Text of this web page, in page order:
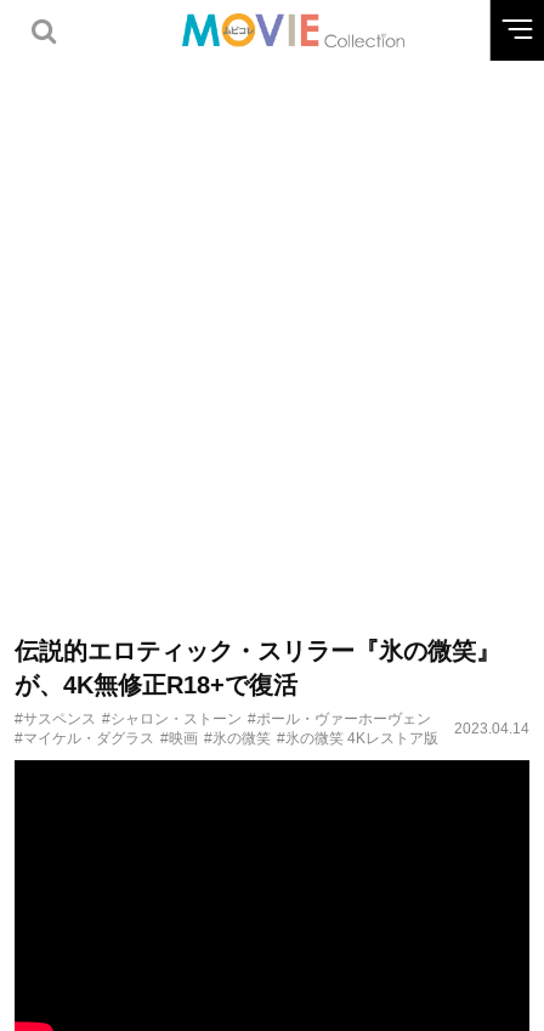
伝説的エロティック・スリラー『氷の微笑』
が、4K無修正R18+で復活
#サスペンス #シャロン・ストーン #ポール・ヴァーホーヴェン
#マイケル・ダグラス #映画 #氷の微笑 #氷の微笑 4Kレストア版
2023.04.14